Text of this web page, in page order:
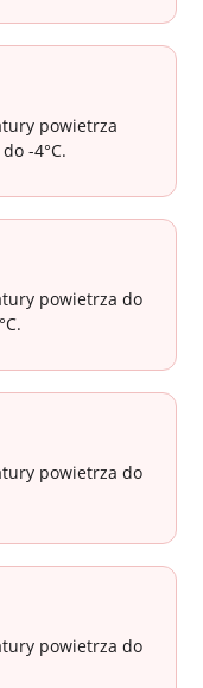
powietrza
-4°C.
powietrza do
powietrza do
powietrza do